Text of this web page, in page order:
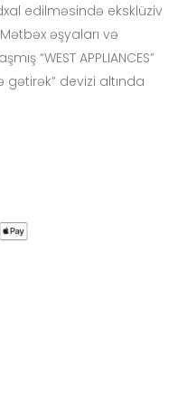
edilməsində eksklüziv
əşyaları və
“WEST APPLIANCES”
gətirək” devizi altında